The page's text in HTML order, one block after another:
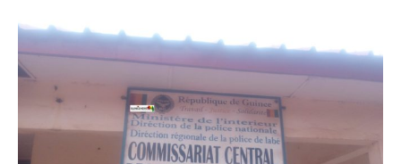
b
o
o
k
A
p
p
n
g
er